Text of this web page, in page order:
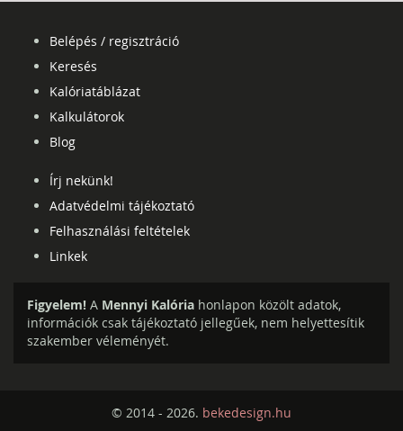
Belépés / regisztráció
Keresés
Kalóriatáblázat
Kalkulátorok
Blog
Írj nekünk!
Adatvédelmi tájékoztató
Felhasználási feltételek
Linkek
Figyelem! A Mennyi Kalória honlapon közölt adatok,
információk csak tájékoztató jellegűek, nem helyettesítik
szakember véleményét.
© 2014 - 2026. bekedesign.hu